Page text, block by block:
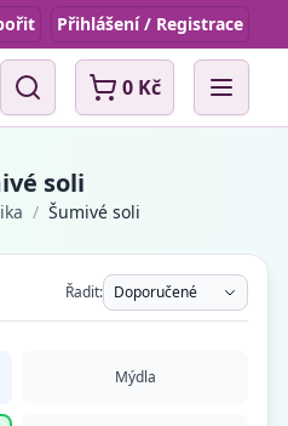
Přihlášení / Registrace
Vyhledávání0 Kč Open
soli
/ Šumivé soli
Řadit: Doporučené
Mýdla